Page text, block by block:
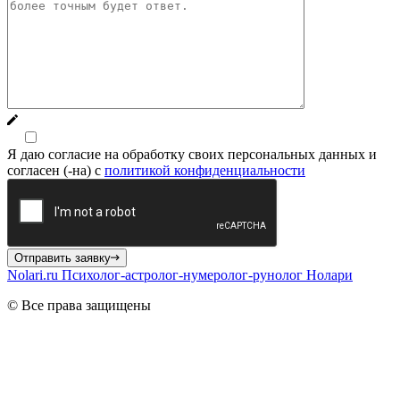
Я даю согласие на обработку своих персональных данных и
согласен (-на) с политикой конфиденциальности
Отправить заявку
Nolari.ru Психолог-астролог-нумеролог-рунолог Нолари
© Все права защищены